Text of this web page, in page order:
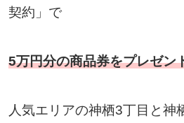
契約」で
5万円分の商品券をプレゼン
人気エリアの神栖3丁目と神